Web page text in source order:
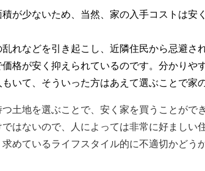
が少ないため、当然、家の入手コストは安
れなどを引き起こし、近隣住民から忌避さ
格が安く抑えられているのです。分かりや
いて、そういった方はあえて選ぶことで家
土地を選ぶことで、安く家を買うことがで
はないので、人によっては非常に好ましい
めているライフスタイル的に不適切かどう